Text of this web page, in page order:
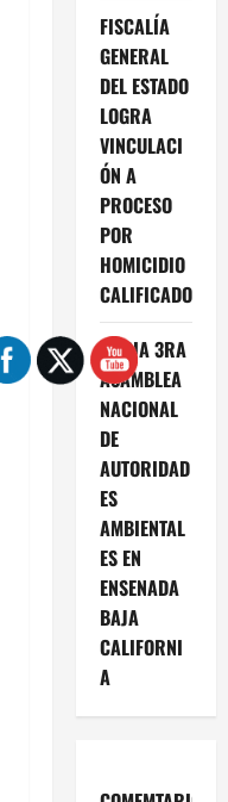
FISCALÍA
GENERAL
DEL ESTADO
LOGRA
VINCULACI
ÓN A
PROCESO
POR
HOMICIDIO
CALIFICADO
INICIA 3RA
ASAMBLEA
NACIONAL
DE
AUTORIDAD
ES
AMBIENTAL
ES EN
ENSENADA
BAJA
CALIFORNI
A